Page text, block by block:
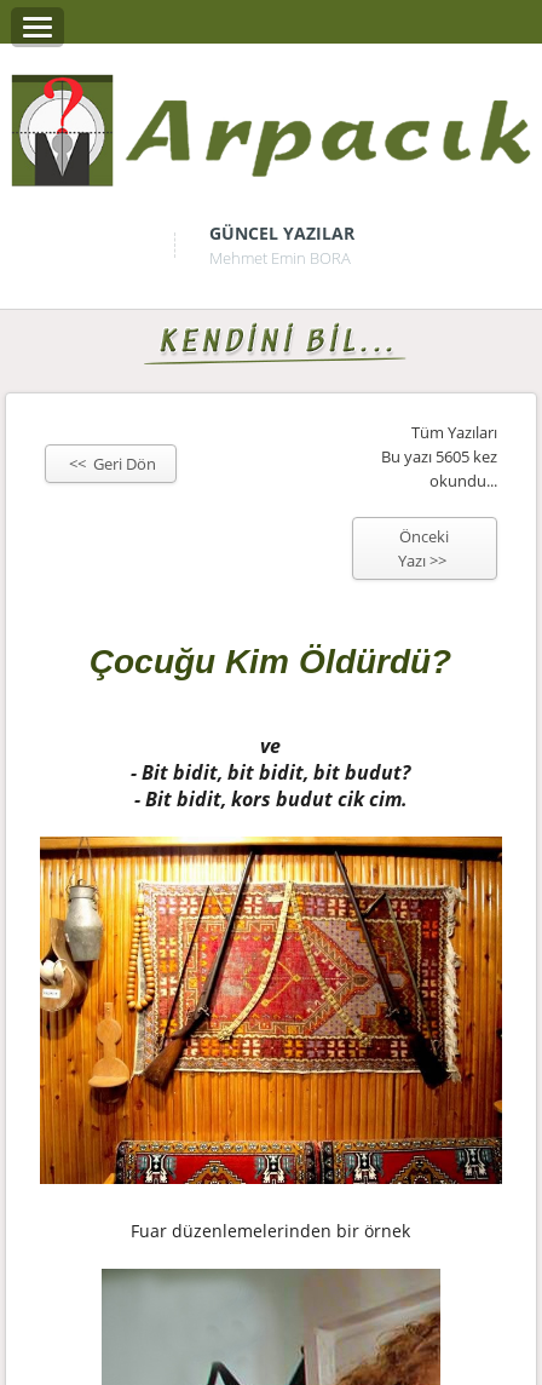
GÜNCEL YAZILAR
Mehmet Emin BORA
<< Geri Dön
Tüm Yazıları
Bu yazı 5605 kez
okundu...
Önceki
Yazı >>
Çocuğu Kim Öldürdü?
ve
- Bit bidit, bit bidit, bit budut?
- Bit bidit, kors budut cik cim.
Fuar düzenlemelerinden bir örnek